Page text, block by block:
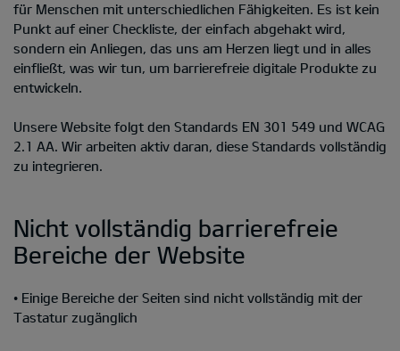
für Menschen mit unterschiedlichen Fähigkeiten. Es ist kein
Punkt auf einer Checkliste, der einfach abgehakt wird,
sondern ein Anliegen, das uns am Herzen liegt und in alles
einfließt, was wir tun, um barrierefreie digitale Produkte zu
entwickeln.
Unsere Website folgt den Standards EN 301 549 und WCAG
2.1 AA. Wir arbeiten aktiv daran, diese Standards vollständig
zu integrieren.
Nicht vollständig barrierefreie
Bereiche der Website
• Einige Bereiche der Seiten sind nicht vollständig mit der
Tastatur zugänglich